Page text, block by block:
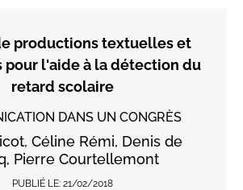
productions textuelles et
pour l'aide à la détection du
retard scolaire
DANS UN CONGRÈS
Céline Rémi, Denis de
Pierre Courtellemont
PUBLIÉ LE: 21/02/2018